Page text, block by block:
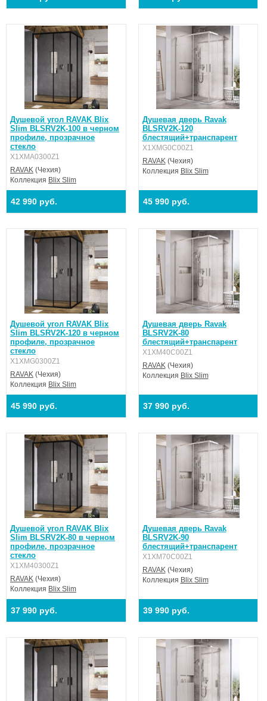
Душевой угол RAVAK Blix
Slim BLSRV2K-100 в черном
профиле, прозрачное
стекло
X1XMA0300Z1
RAVAK (Чехия)
Коллекция Blix Slim
42 990 руб.
Душевая дверь Ravak
BLSRV2K-120
блестящий+транспарент
X1XMG0C00Z1
RAVAK(Чехия)
Коллекция Blix Slim
45 990 руб.
Душевой угол RAVAK Blix
Slim BLSRV2K-120 в черном
профиле, прозрачное
стекло
X1XMG0300Z1
RAVAK (Чехия)
Коллекция Blix Slim
45 990 руб.
Душевая дверь Ravak
BLSRV2K-80
блестящий+транспарент
X1XM40C00Z1
RAVAK(Чехия)
Коллекция Blix Slim
37 990 руб.
Душевой угол RAVAK Blix
Slim BLSRV2K-80 в черном
профиле, прозрачное
стекло
X1XM40300Z1
RAVAK (Чехия)
Коллекция Blix Slim
37 990 руб.
Душевая дверь Ravak
BLSRV2K-90
блестящий+транспарент
X1XM70C00Z1
RAVAK(Чехия)
Коллекция Blix Slim
39 990 руб.